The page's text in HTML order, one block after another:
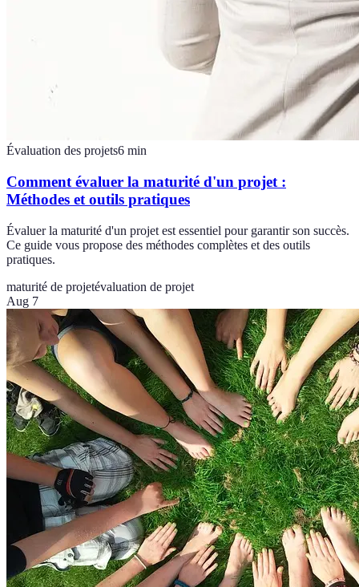
Évaluation des projets6 min
Comment évaluer la maturité d'un projet :
Méthodes et outils pratiques
Évaluer la maturité d'un projet est essentiel pour garantir son succès.
Ce guide vous propose des méthodes complètes et des outils
pratiques.
maturité de projetévaluation de projet
Aug 7